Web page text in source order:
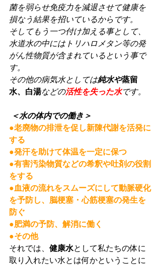
菌を弱らせ免疫力を減退させて健康を
損なう結果を招いているからです。
そしてもう一つ付け加える事として、
水道水の中にはトリハロメタン等の発
がん性物質が含まれているという事で
す。
その他の病気水としては純水や蒸留
水、 白湯などの活性を失った水です。
＜水の体内での働き＞
●老廃物の排泄を促し新陳代謝を活発に
する
●発汗を助けて体温を一定に保つ
●有害汚染物質などの希釈や吐剤の役割
をする
●血液の流れをスムーズにして動脈硬化
を予防し、脳梗塞・心筋梗塞の発生を
防ぐ
●肥満の予防、解消に働く
●その他
それでは、 健康水として私たちの体に
取り入れたい水とは何かということに